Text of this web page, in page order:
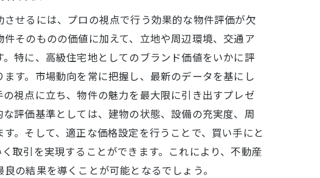
せるには、プロの視点で行う効果的な物件評価が欠
そのものの価値に加えて、立地や周辺環境、交通ア
特に、高級住宅地としてのブランド価値をいかに評
す。市場動向を常に把握し、最新のデータを基にし
視点に立ち、物件の魅力を最大限に引き出すプレゼ
評価基準としては、建物の状態、設備の充実度、周
。そして、適正な価格設定を行うことで、買い手にと
取引を実現することができます。これにより、不動産
の結果を導くことが可能となるでしょう。